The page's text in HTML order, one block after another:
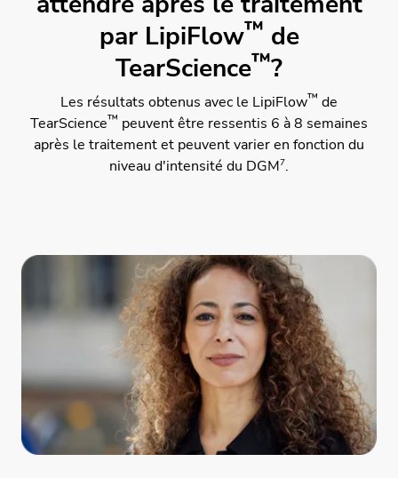
par LipiFlow™ de
TearScience™?
Les résultats obtenus avec le LipiFlow™ de
TearScience™ peuvent être ressentis 6 à 8 semaines
après le traitement et peuvent varier en fonction du
niveau d'intensité du DGM7.